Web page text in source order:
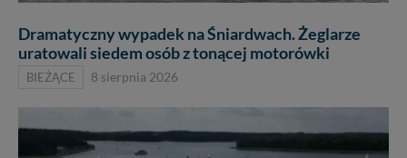
Dramatyczny wypadek na Śniardwach. Żeglarze
uratowali siedem osób z tonącej motorówki
BIEŻĄCE 8 sierpnia 2026